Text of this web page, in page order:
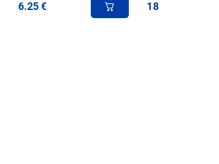
6.25 € 18.00